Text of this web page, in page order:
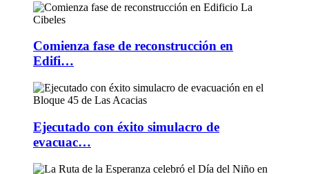
Comienza fase de reconstrucción en
Edifi…
Ejecutado con éxito simulacro de
evacuac…